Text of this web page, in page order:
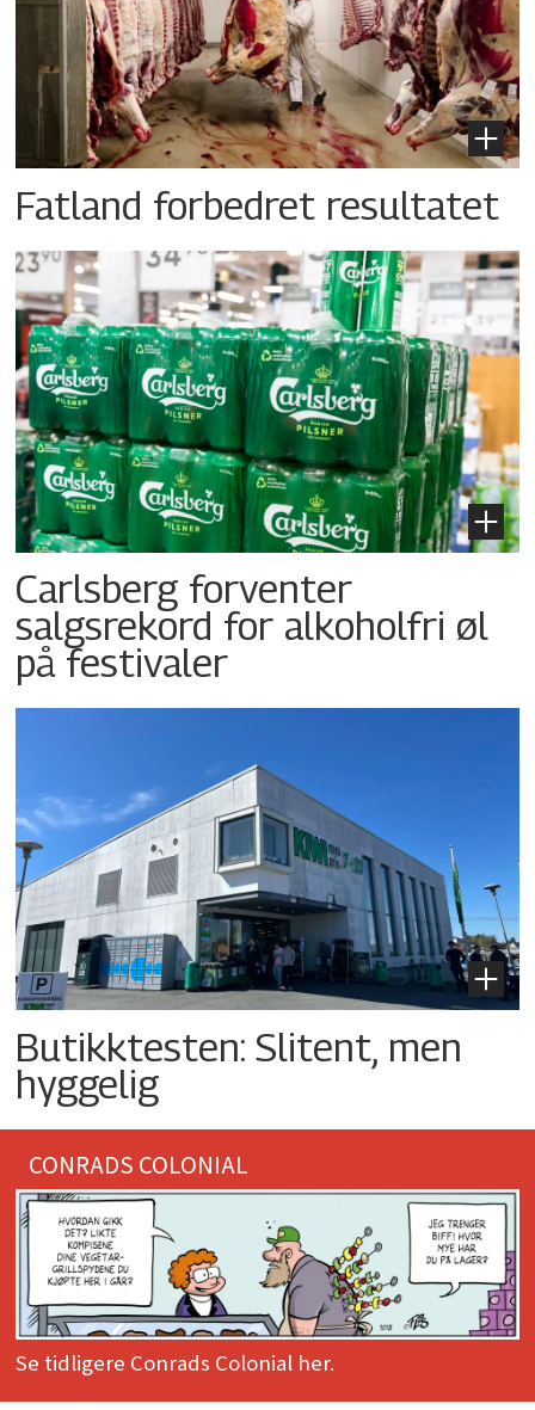
Fatland forbedret resultatet
Carlsberg forventer
salgsrekord for alkoholfri øl
på festivaler
Butikktesten: Slitent, men
hyggelig
CONRADS COLONIAL
Se tidligere Conrads Colonial her.